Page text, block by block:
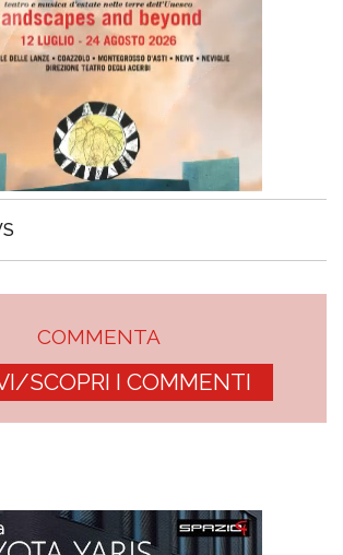
COMMENTA
SCOPRI I COMMENTI